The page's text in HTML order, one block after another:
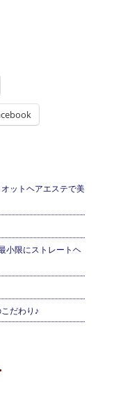
ットヘアエステで美
小限にストレートヘ
だわり♪